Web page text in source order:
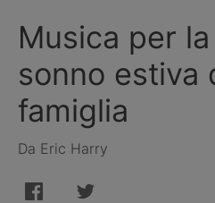
Musica per
sonno estiva
famiglia
Da Eric Harry